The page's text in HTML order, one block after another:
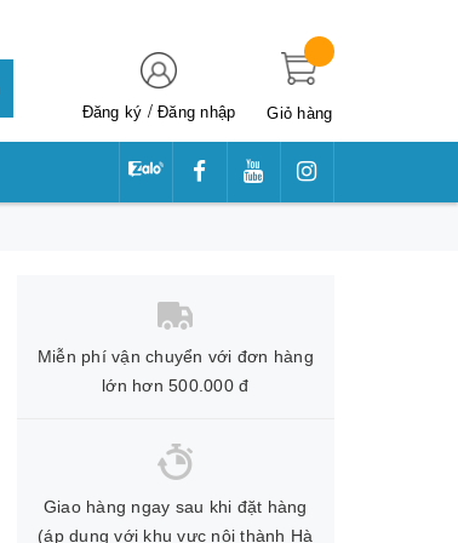
Đăng ký /Đăng nhập Giỏ hàng
Miễn phí vận chuyển với đơn hàng
lớn hơn 500.000 đ
Giao hàng ngay sau khi đặt hàng
(áp dụng với khu vực nội thành Hà